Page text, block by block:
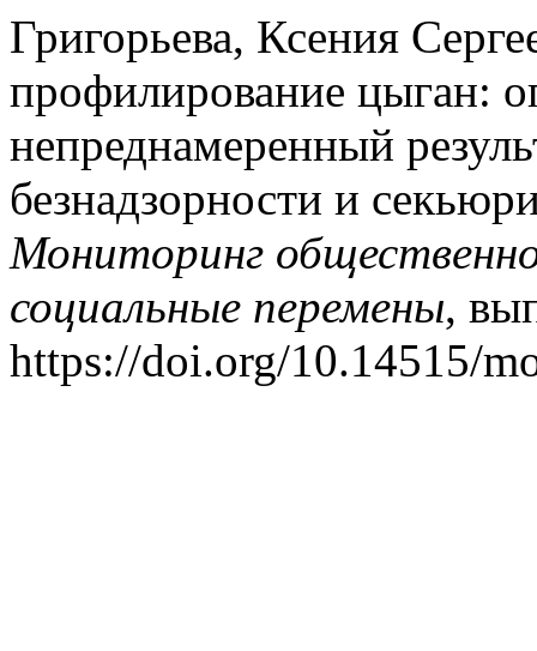
Григорьева, Ксения
профилирование цыган:
непреднамеренный
безнадзорности и
Мониторинг
социальные перемены,
https://doi.org/10.14515/